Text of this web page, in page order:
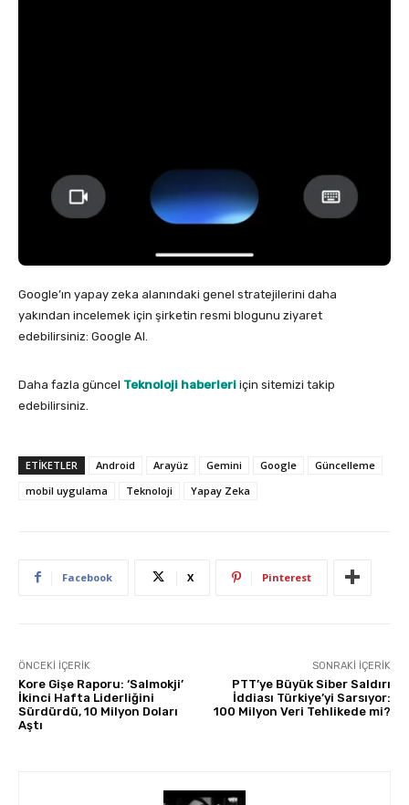
Google’ın yapay zeka alanındaki genel stratejilerini daha
yakından incelemek için şirketin resmi blogunu ziyaret
edebilirsiniz: Google AI.
Daha fazla güncel Teknoloji haberleri için sitemizi takip
edebilirsiniz.
ETIKETLER Android Arayüz Gemini Google
Güncelleme
mobil uygulama
Teknoloji Yapay Zeka
Facebook X Pinterest
ÖNCEKI İÇERIK
Kore Gişe Raporu: ‘Salmokji’
İkinci Hafta Liderliğini
Sürdürdü, 10 Milyon Doları
Aştı
SONRAKI İÇERIK
PTT’ye Büyük Siber Saldırı
İddiası Türkiye’yi Sarsıyor:
100 Milyon Veri Tehlikede mi?